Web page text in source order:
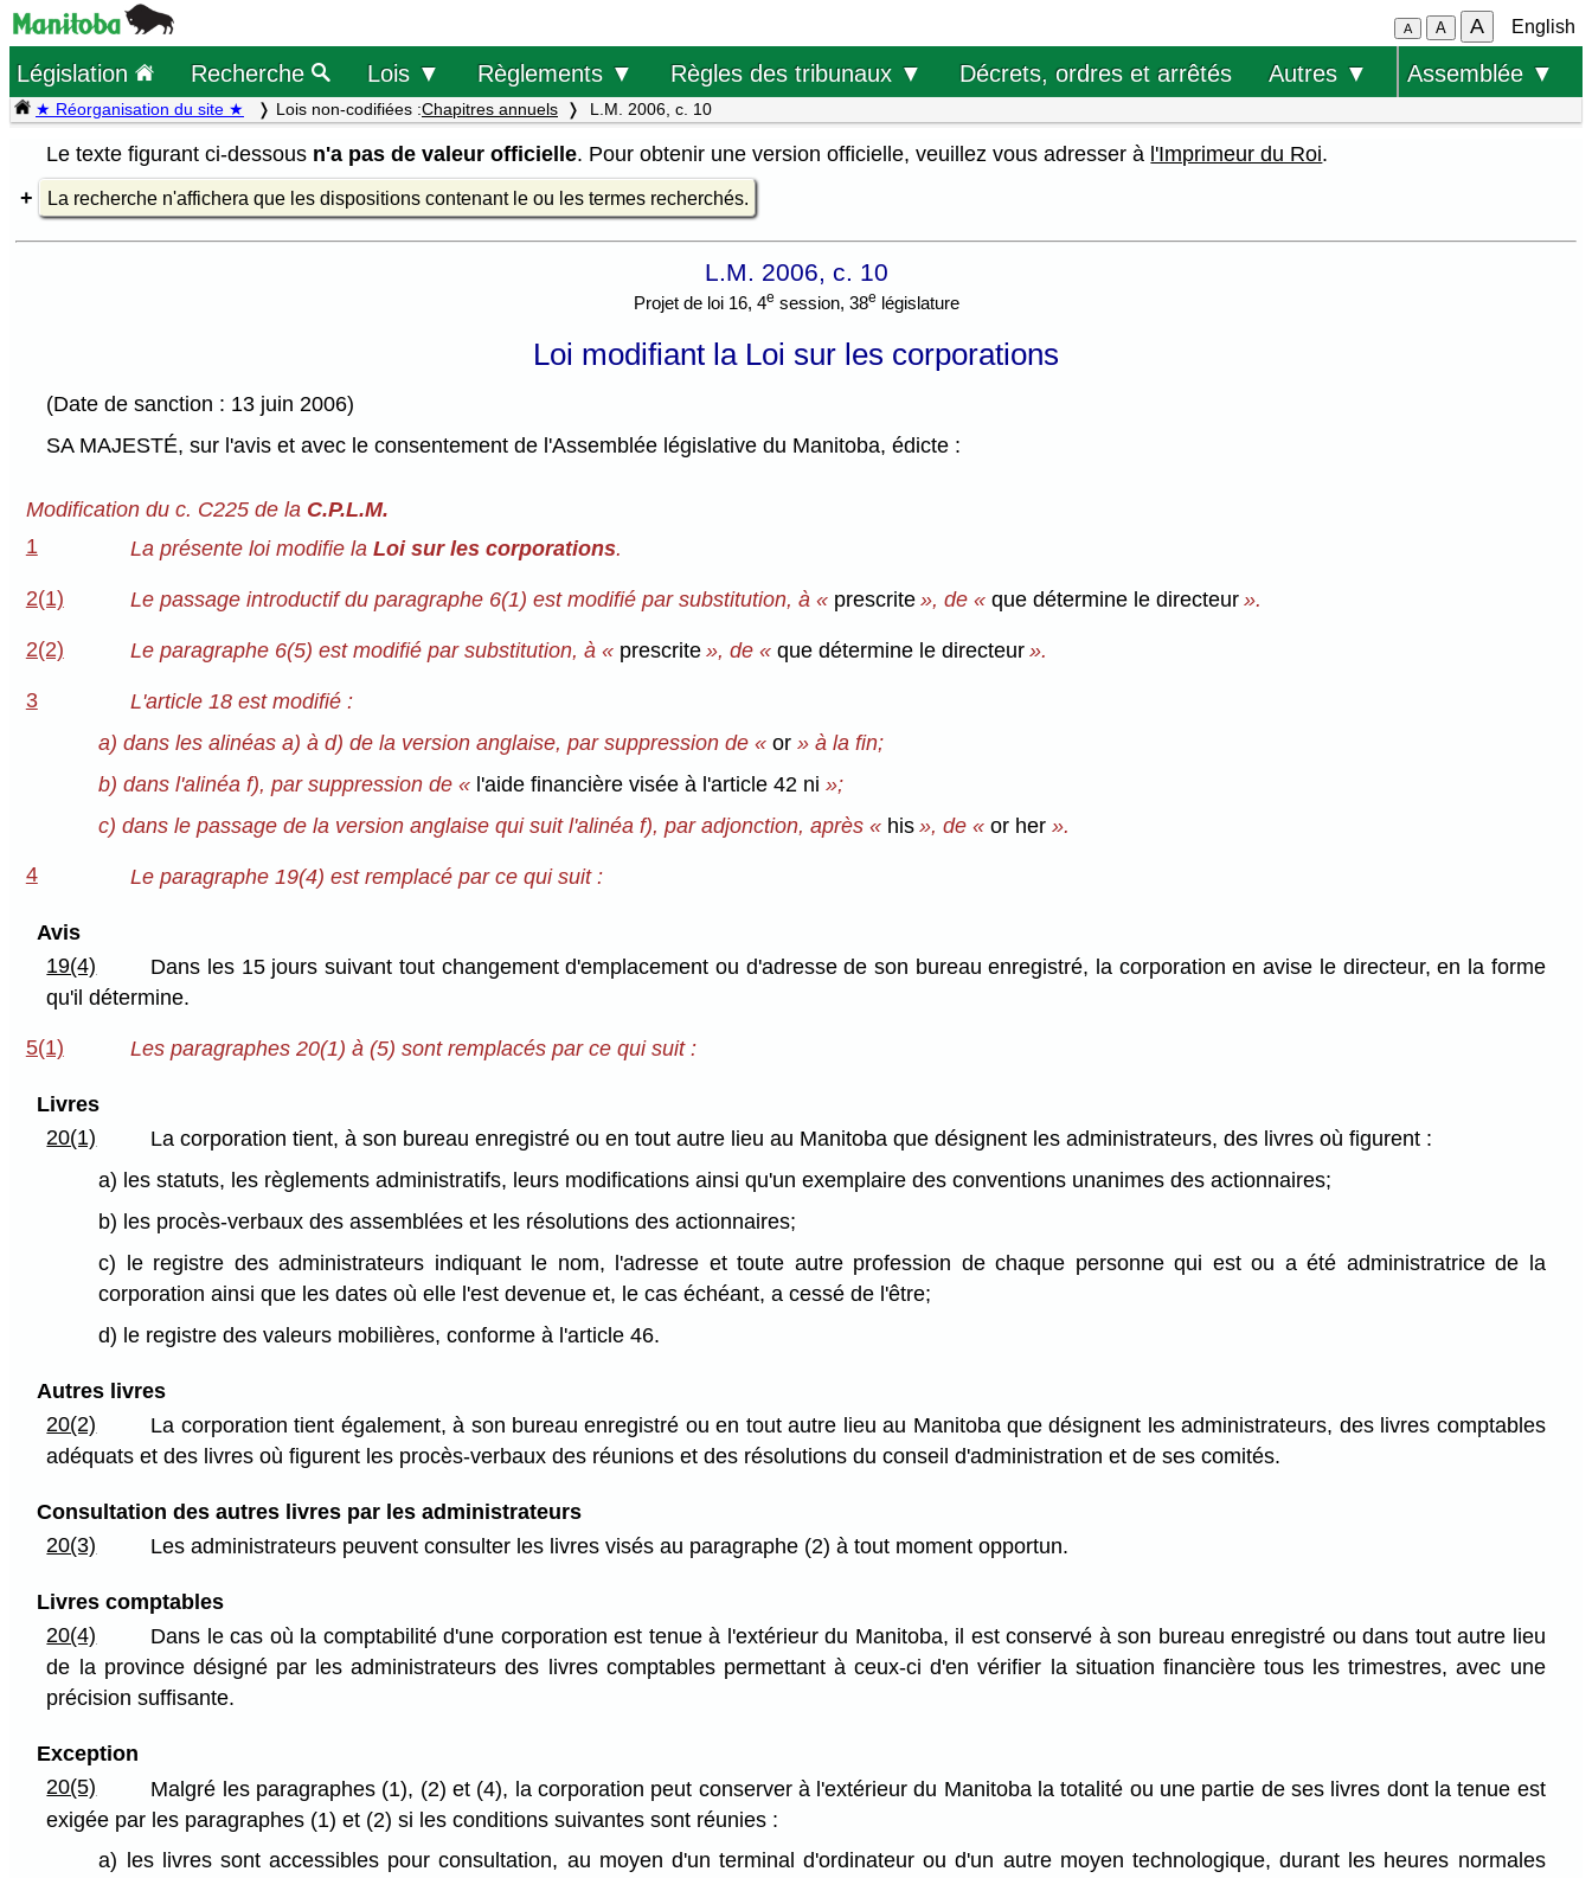
A A A English
Législation Recherche Lois ▼ Règlements ▼ Règles des tribunaux ▼ Décrets, ordres et arrêtés Autres ▼ Assemblée ▼
★ Réorganisation du site ★ Lois non-codifiées :Chapitres annuels L.M. 2006, c. 10
Le texte figurant ci-dessous n'a pas de valeur officielle. Pour obtenir une version officielle, veuillez vous adresser à l'Imprimeur du Roi.
La recherche n'affichera que les dispositions contenant le ou les termes recherchés.
L.M. 2006, c. 10
Projet de loi 16, 4e session, 38e législature
Loi modifiant la Loi sur les corporations
(Date de sanction : 13 juin 2006)
SA MAJESTÉ, sur l'avis et avec le consentement de l'Assemblée législative du Manitoba, édicte :
Modification du c. C225 de la C.P.L.M.
1
La présente loi modifie la Loi sur les corporations.
2(1) Le passage introductif du paragraphe 6(1) est modifié par substitution, à « prescrite», de «que détermine le directeur».
2(2) Le paragraphe 6(5) est modifié par substitution, à «prescrite», de «que détermine le directeur».
3
L'article 18 est modifié :
a) dans les alinéas a) à d) de la version anglaise, par suppression de «or» à la fin;
b) dans l'alinéa f), par suppression de « l'aide financière visée à l'article 42 ni»;
c) dans le passage de la version anglaise qui suit l'alinéa f), par adjonction, après « his », de «or her».
4 Le paragraphe 19(4) est remplacé par ce qui suit :
Avis
19(4)
Dans les 15 jours suivant tout changement d'emplacement ou d'adresse de son bureau enregistré, la corporation en avise le directeur, en la forme
qu'il détermine.
5(1) Les paragraphes 20(1) à (5) sont remplacés par ce qui suit :
Livres
20(1)
La corporation tient, à son bureau enregistré ou en tout autre lieu au Manitoba que désignent les administrateurs, des livres où figurent :
a) les statuts, les règlements administratifs, leurs modifications ainsi qu'un exemplaire des conventions unanimes des actionnaires;
b) les procès-verbaux des assemblées et les résolutions des actionnaires;
c) le registre des administrateurs indiquant le nom, l'adresse et toute autre profession de chaque personne qui est ou a été administratrice de la
corporation ainsi que les dates où elle l'est devenue et, le cas échéant, a cessé de l'être;
d) le registre des valeurs mobilières, conforme à l'article 46.
Autres livres
20(2)
La corporation tient également, à son bureau enregistré ou en tout autre lieu au Manitoba que désignent les administrateurs, des livres comptables
adéquats et des livres où figurent les procès-verbaux des réunions et des résolutions du conseil d'administration et de ses comités.
Consultation des autres livres par les administrateurs
20(3)
Les administrateurs peuvent consulter les livres visés au paragraphe (2) à tout moment opportun.
Livres comptables
20(4)
Dans le cas où la comptabilité d'une corporation est tenue à l'extérieur du Manitoba, il est conservé à son bureau enregistré ou dans tout autre lieu
de la province désigné par les administrateurs des livres comptables permettant à ceux-ci d'en vérifier la situation financière tous les trimestres, avec une
précision suffisante.
Exception
20(5)
Malgré les paragraphes (1), (2) et (4), la corporation peut conserver à l'extérieur du Manitoba la totalité ou une partie de ses livres dont la tenue est
exigée par les paragraphes (1) et (2) si les conditions suivantes sont réunies :
a) les livres sont accessibles pour consultation, au moyen d'un terminal d'ordinateur ou d'un autre moyen technologique, durant les heures normales